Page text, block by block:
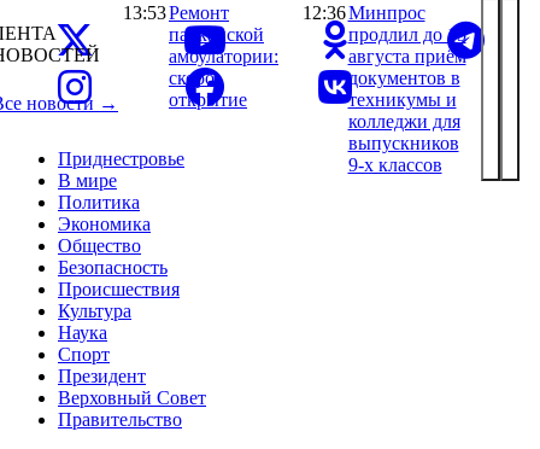
Приднестровье
В мире
Политика
Экономика
Общество
Безопасность
Происшествия
Культура
Наука
Спорт
Президент
Верховный Совет
Правительство
новости →
13:53Ремонт
парканской
амбулатории:
скоро
открытие
12:36Минпрос
продлил до 15
августа приём
документов в
техникумы и
колледжи для
выпускников
9-х классов